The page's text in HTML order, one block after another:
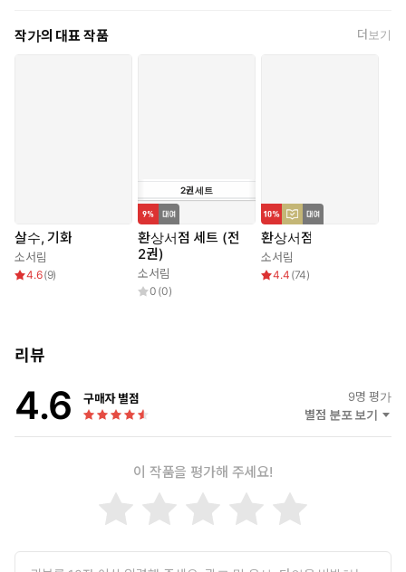
작가의 대표 작품 더보기
살수, 기화
소서림
4.6(9)
2권세트
환상서점 세트 (전
2권)
소서림
0 (0)
환상서점
소서림
4.4 (74)
리뷰
4.6 구매자 별점 9명 평가
별점 분포 보기
이 작품을 평가해 주세요!